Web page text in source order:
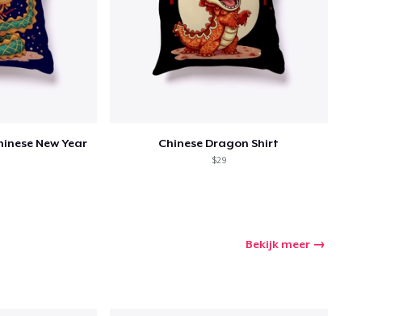
New Year Chinese Dragon Shirt
$29
Bekijk meer